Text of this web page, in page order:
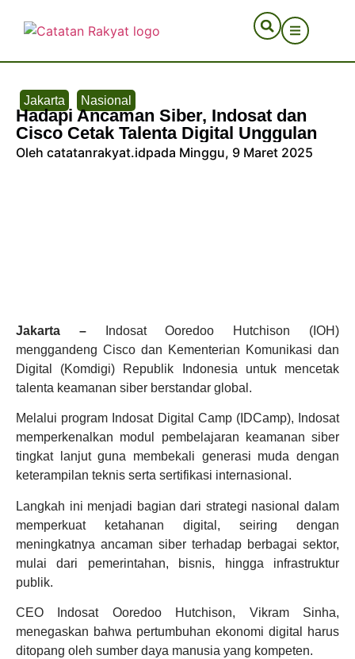
Jakarta Nasional
Hadapi Ancaman Siber, Indosat dan
Cisco Cetak Talenta Digital Unggulan
Oleh catatanrakyat.idpada Minggu, 9 Maret 2025
Jakarta –
Indosat Ooredoo Hutchison (IOH)
menggandeng Cisco dan Kementerian Komunikasi dan
Digital (Komdigi) Republik Indonesia untuk mencetak
talenta keamanan siber berstandar global.
Melalui program Indosat Digital Camp (IDCamp), Indosat
memperkenalkan modul pembelajaran keamanan siber
tingkat lanjut guna membekali generasi muda dengan
keterampilan teknis serta sertifikasi internasional.
Langkah ini menjadi bagian dari strategi nasional dalam
memperkuat ketahanan digital, seiring dengan
meningkatnya ancaman siber terhadap berbagai sektor,
mulai dari pemerintahan, bisnis, hingga infrastruktur
publik.
CEO Indosat Ooredoo Hutchison, Vikram Sinha,
menegaskan bahwa pertumbuhan ekonomi digital harus
ditopang oleh sumber daya manusia yang kompeten.